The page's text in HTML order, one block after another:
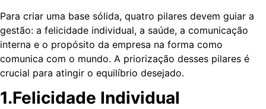
Para criar uma base sólida, quatro pilares devem guiar a
gestão: a felicidade individual, a saúde, a comunicação
interna e o propósito da empresa na forma como
comunica com o mundo. A priorização desses pilares é
crucial para atingir o equilíbrio desejado.
1.Felicidade Individual